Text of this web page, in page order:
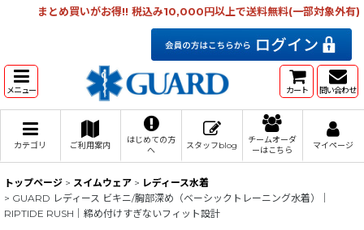
まとめ買いがお得!! 税込み10,000円以上で送料無料(一部対象外有)
メニュー カート 問い合わせ
カテゴリ ご利用案内
はじめての方
へ
スタッフblog
チームオーダ
ーはこちら
マイページ
トップページ > スイムウェア > レディース水着
> GUARD レディース ビキニ/胸部深め（ベーシックトレーニング水着）｜
RIPTIDE RUSH｜締め付けすぎないフィット設計